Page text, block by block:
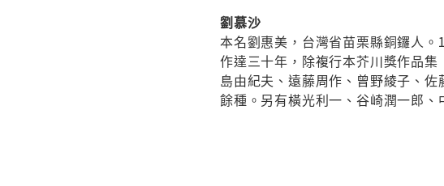
劉慕沙
本名劉惠美，台灣省苗栗縣銅鑼人
作達三十年，除複行本芥川獎作品
島由紀夫、遠藤周作、曾野綾子、
餘種。另有橫光利一、谷崎潤一郎、